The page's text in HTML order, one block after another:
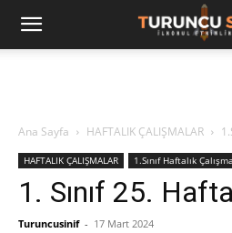
Ana Sayfa HAFTALIK ÇALIŞMALAR
HAFTALIK ÇALIŞMALAR 1.Sınıf Haftalık
1. Sınıf 25.
Turuncusinif - 17 Mart 2024